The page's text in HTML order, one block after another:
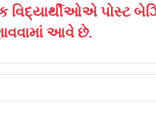
વિદ્યાર્થીઓએ પોસ્ટ
આવે છે.